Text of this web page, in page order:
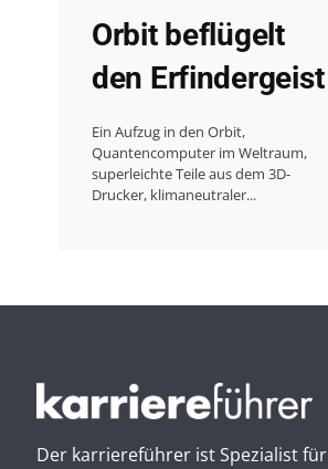
Orbit beflügelt
den Erfindergeist
Ein Aufzug in den Orbit,
Quantencomputer im Weltraum,
superleichte Teile aus dem 3D-
Drucker, klimaneutraler...
Der karriereführer ist Spezialist für